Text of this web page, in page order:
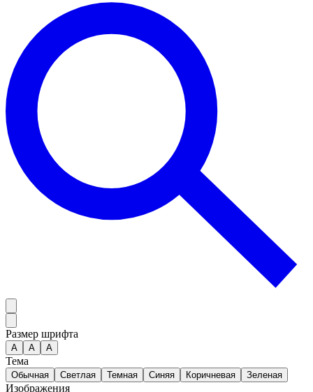
Размер шрифта
А A A
Тема
Обычная Светлая Темная Синяя Коричневая Зеленая
Изображения